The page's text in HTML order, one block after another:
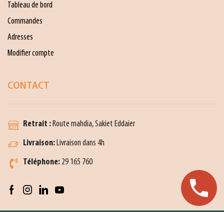
Tableau de bord
Commandes
Adresses
Modifier compte
CONTACT
Retrait :Route mahdia, Sakiet Eddaier
Livraison:Livraison dans 4h
Téléphone: 29 165 760